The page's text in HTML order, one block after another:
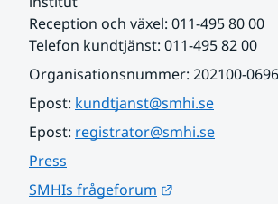
Reception och växel: 011-495 80 00
Telefon kundtjänst: 011-495 82 00
Organisationsnummer: 202100-0696
Epost: kundtjanst@smhi.se
Epost: registrator@smhi.se
Press
SMHIs frågeforum